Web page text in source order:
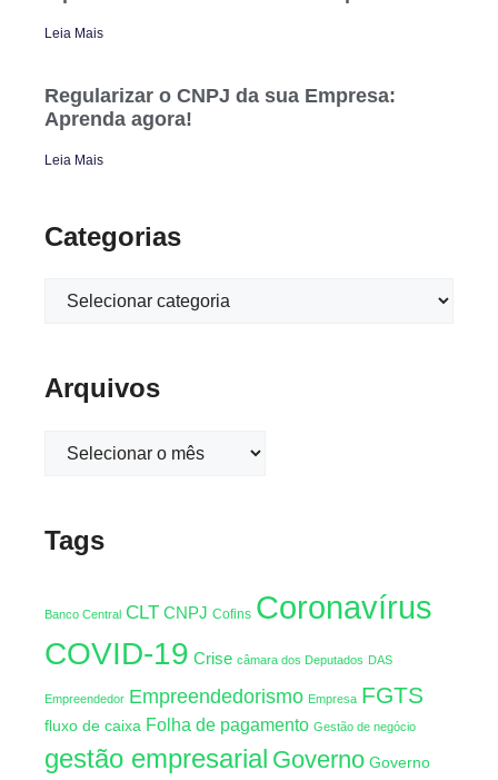
Leia Mais
Regularizar o CNPJ da sua Empresa:
Aprenda agora!
Leia Mais
Categorias
Arquivos
Tags
Banco Central CLT CNPJ Cofins Coronavírus
COVID-19 Crise câmara dos Deputados DAS
Empreendedor Empreendedorismo Empresa FGTS
fluxo de caixa Folha de pagamento Gestão de negócio
gestão empresarial Governo Governo